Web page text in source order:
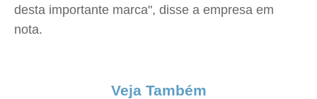
desta importante marca", disse a empresa em
nota.
Veja Também